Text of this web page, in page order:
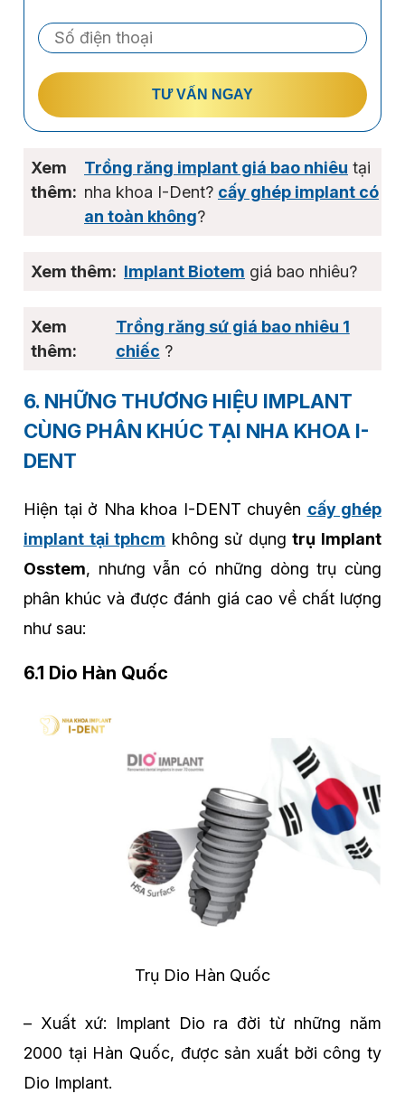
TƯ VẤN NGAY
Trồng răng implant giá bao nhiêu tại
nha khoa I-Dent? cấy ghép implant có
an toàn không?
Implant Biotem giá bao nhiêu?
Trồng răng sứ giá bao nhiêu 1
chiếc ?
6. NHỮNG THƯƠNG HIỆU IMPLANT
CÙNG PHÂN KHÚC TẠI NHA KHOA I-
DENT
Hiện tại ở Nha khoa I-DENT chuyên cấy ghép
implant tại tphcm không sử dụngtrụ Implant
Osstem, nhưng vẫn có những dòng trụ cùng
phân khúc và được đánh giá cao về chất lượng
như sau:
6.1 Dio Hàn Quốc
Trụ Dio Hàn Quốc
– Xuất xứ: Implant Dio ra đời từ những năm
2000 tại Hàn Quốc, được sản xuất bởi công ty
Dio Implant.